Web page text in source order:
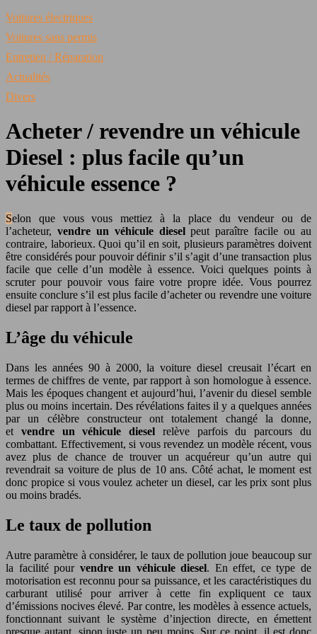
Voitures électriques
Voitures sans permis
Entretien / Réparation
Actualités
Divers
Acheter / revendre un véhicule
Diesel : plus facile qu’un
véhicule essence ?
Selon que vous vous mettiez à la place du vendeur ou de
l’acheteur, vendre un véhicule dieselpeut paraître facile ou au
contraire, laborieux. Quoi qu’il en soit, plusieurs paramètres doivent
être considérés pour pouvoir définir s’il s’agit d’une transaction plus
facile que celle d’un modèle à essence. Voici quelques points à
scruter pour pouvoir vous faire votre propre idée. Vous pourrez
ensuite conclure s’il est plus facile d’acheter ou revendre une voiture
diesel par rapport à l’essence.
L’âge du véhicule
Dans les années 90 à 2000, la voiture diesel creusait l’écart en
termes de chiffres de vente, par rapport à son homologue à essence.
Mais les époques changent et aujourd’hui, l’avenir du diesel semble
plus ou moins incertain. Des révélations faites il y a quelques années
par un célèbre constructeur ont totalement changé la donne,
et vendre un véhicule diesel relève parfois du parcours du
combattant. Effectivement, si vous revendez un modèle récent, vous
avez plus de chance de trouver un acquéreur qu’un autre qui
revendrait sa voiture de plus de 10 ans. Côté achat, le moment est
donc propice si vous voulez acheter un diesel, car les prix sont plus
ou moins bradés.
Le taux de pollution
Autre paramètre à considérer, le taux de pollution joue beaucoup sur
la facilité pour vendre un véhicule diesel. En effet, ce type de
motorisation est reconnu pour sa puissance, et les caractéristiques du
carburant utilisé pour arriver à cette fin expliquent ce taux
d’émissions nocives élevé. Par contre, les modèles à essence actuels,
fonctionnant suivant le système d’injection directe, en émettent
presque autant, sinon juste un peu moins. Sur ce point, il est donc